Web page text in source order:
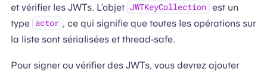
et vérifier les JWTs. L’objet JWTKeyCollection est un
type actor , ce qui signifie que toutes les opérations sur
la liste sont sérialisées et thread-safe.
Pour signer ou vérifier des JWTs, vous devrez ajouter